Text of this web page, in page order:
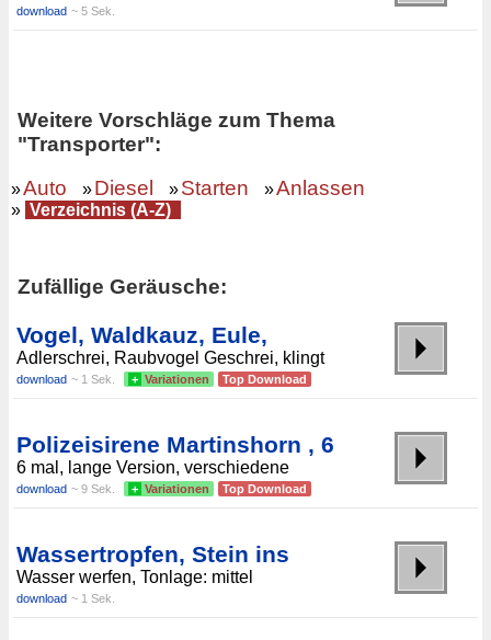
download ~ 5 Sek.
Weitere Vorschläge zum Thema
"Transporter":
»Auto »Diesel »Starten »Anlassen
» Verzeichnis (A-Z)
Zufällige Geräusche:
Vogel, Waldkauz, Eule,
Adlerschrei, Raubvogel Geschrei, klingt
download ~ 1 Sek. + Variationen Top Download
Polizeisirene Martinshorn , 6
6 mal, lange Version, verschiedene
download ~ 9 Sek. + Variationen Top Download
Wassertropfen, Stein ins
Wasser werfen, Tonlage: mittel
download ~ 1 Sek.